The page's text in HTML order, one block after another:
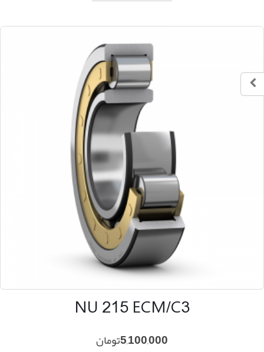
NU 215 ECM/C3
5,100,000تومان